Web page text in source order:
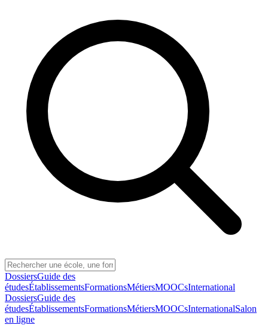
DossiersGuide des
étudesÉtablissementsFormationsMétiersMOOCsInternational
DossiersGuide des
étudesÉtablissementsFormationsMétiersMOOCsInternationalSalon
en ligne